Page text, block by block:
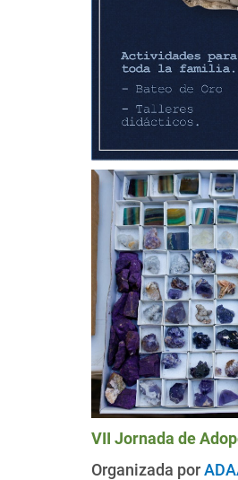
VII Jornada de
Organizada por